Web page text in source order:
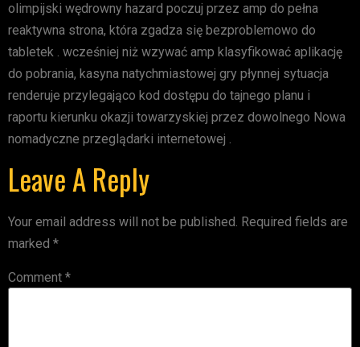
olimpijski wędrowny hazard poczuj przez amp do pełna
reaktywna strona, która zgadza się bezproblemowo do
tabletek . wcześniej niż wzywać amp klasyfikować aplikację
do pobrania, kasyna natychmiastowej gry płynnej sytuacja
renderuje przylegająco kod dostępu do tajnego planu i
raportu kierunku okazji towarzyskiej przez dowolnego Nowa
nomadyczne przeglądarki internetowej .
Leave A Reply
Your email address will not be published. Required fields are
marked *
Comment *